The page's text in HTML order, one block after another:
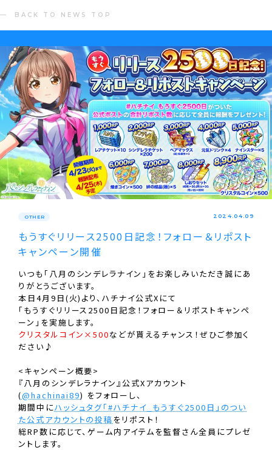
BACK TO NEWS TOP
OTHER 2024.04.09
もうすぐリリース2500日記念！フォロー＆リポスト
キャンペーン開催
いつも「八月のシンデレラナイン」をお楽しみいただき誠にあ
りがとうございます。
本日4月9日(火)より、ハチナイ公式Xにて
「もうすぐリリース2500日記念！フォロー＆リポストキャンペ
ーン」を実施します。
クリスタルコイン×500などが貰えるチャンス！ぜひご参加く
ださい♪
<キャンペーン概要>
『八月のシンデレラナイン』公式Xアカウント
(@hachinai89) をフォローし、
期間中にハッシュタグ「#ハチナイ_もうすぐ2500日」のつい
た公式アカウントの投稿をリポスト！
総RP数に応じて、ゲーム内アイテムを監督さん全員にプレゼ
ントします。